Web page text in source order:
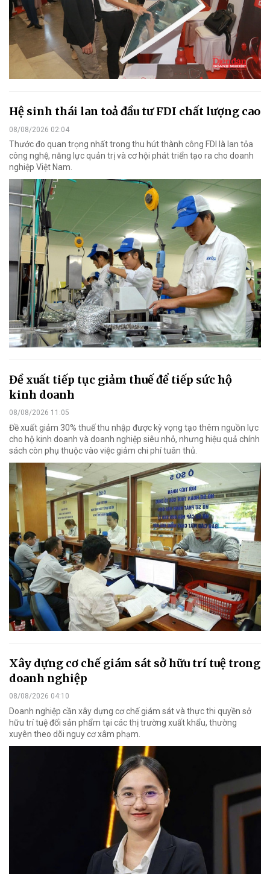
Hệ sinh thái lan toả đầu tư FDI chất lượng cao
08/08/2026 02:04
Thước đo quan trọng nhất trong thu hút thành công FDI là lan tỏa
công nghệ, năng lực quản trị và cơ hội phát triển tạo ra cho doanh
nghiệp Việt Nam.
Đề xuất tiếp tục giảm thuế để tiếp sức hộ
kinh doanh
08/08/2026 11:05
Đề xuất giảm 30% thuế thu nhập được kỳ vọng tạo thêm nguồn lực
cho hộ kinh doanh và doanh nghiệp siêu nhỏ, nhưng hiệu quả chính
sách còn phụ thuộc vào việc giảm chi phí tuân thủ.
Xây dựng cơ chế giám sát sở hữu trí tuệ trong
doanh nghiệp
08/08/2026 04:10
Doanh nghiệp cần xây dựng cơ chế giám sát và thực thi quyền sở
hữu trí tuệ đối sản phẩm tại các thị trường xuất khẩu, thường
xuyên theo dõi nguy cơ xâm phạm.